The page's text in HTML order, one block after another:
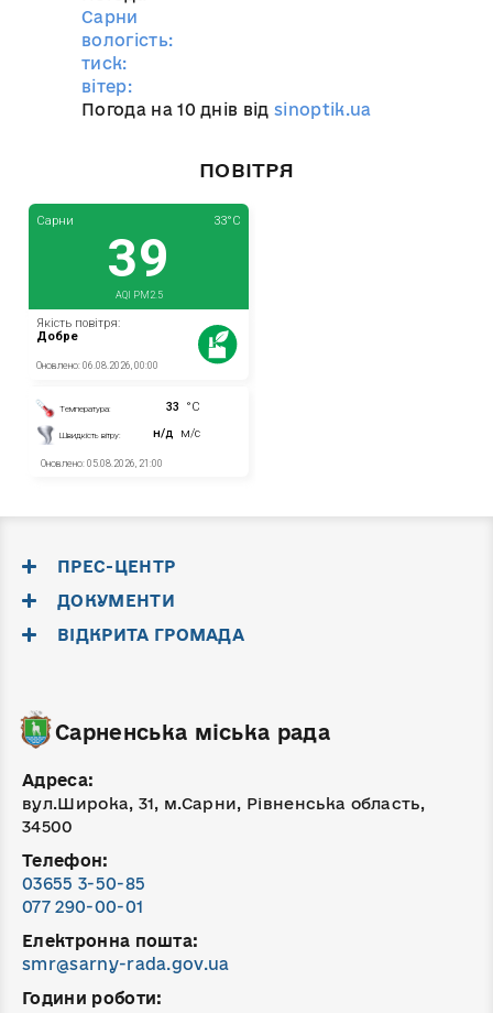
Сарни
вологість:
тиск:
вітер:
Погода на 10 днів відsinoptik.ua
ПОВІТРЯ
ПРЕС-ЦЕНТР
ДОКУМЕНТИ
ВІДКРИТА ГРОМАДА
Сарненська міська рада
Адреса:
вул.Широка, 31, м.Сарни, Рівненська область,
34500
Телефон:
03655 3-50-85
077 290-00-01
Електронна пошта:
smr@sarny-rada.gov.ua
Години роботи: